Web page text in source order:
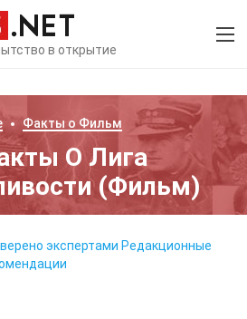
в открытие
Факты о Фильм
О Лига
(Фильм)
экспертами Редакционные